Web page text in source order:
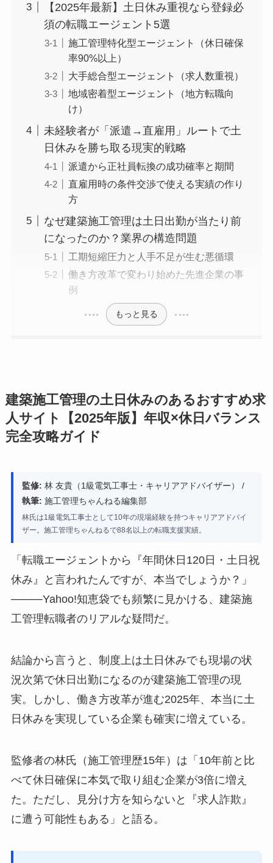
【2025年最新】土日休み重視なら登録必
須の転職エージェント5選
施工管理特化型エージェント（休日確保
率90%以上）
大手総合型エージェント（求人数重視）
地域密着型エージェント（地方転職向
け）
未経験者が「派遣→直雇用」ルートで土
日休みを勝ち取る現実的戦略
派遣から正社員転換の成功確率と期間
直雇用時の条件交渉で使える実績の作り
方
なぜ建築施工管理は土日出勤が当たり前
になったのか？業界の構造問題
工期短縮圧力と人手不足が生む悪循環
働き方改革で変わり始めた先進企業の事
例
もっと見る
建築施工管理の土日休みのあるおすすめ求
人サイト【2025年版】年収×休日バランス
完全攻略ガイド
監修: 林 友貴（1級電気工事士・キャリアアドバイザー） /
執筆: 施工管理ちゃんねる編集部
林氏は1級電気工事士として10年の現場経験を持つキャリアアドバイ
ザー。施工管理ちゃんねるで88名以上の転職支援実績。
「転職エージェントから『年間休日120日・土日祝
休み』と言われたんですが、本当でしょうか？」
────Yahoo!知恵袋でも頻繁に見かける、建築施
工管理転職者のリアルな疑問だ。
結論から言うと、制度上は土日休みでも現場の状
況次第で休日出勤になるのが建築施工管理の現
実。しかし、働き方改革が進む2025年、本当に土
日休みを実現している企業も確実に増えている。
監修者の林氏（施工管理歴15年）は「10年前と比
べて休日確保に本気で取り組む企業が3倍に増え
た。ただし、見分け方を知らないと『求人詐欺』
に遭う可能性もある」と語る。